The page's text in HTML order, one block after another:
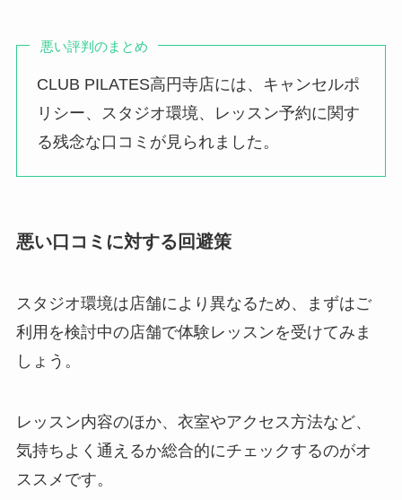
悪い評判のまとめ
CLUB PILATES高円寺店には、キャンセルポ
リシー、スタジオ環境、レッスン予約に関す
る残念な口コミが見られました。
悪い口コミに対する回避策
スタジオ環境は店舗により異なるため、まずはご
利用を検討中の店舗で体験レッスンを受けてみま
しょう。
レッスン内容のほか、衣室やアクセス方法など、
気持ちよく通えるか総合的にチェックするのがオ
ススメです。